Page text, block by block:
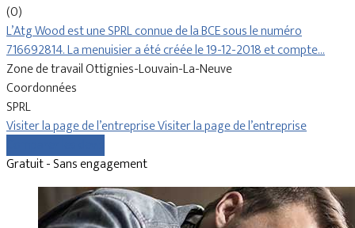
(0)
L’Atg Wood est une SPRL connue de la BCE sous le numéro
716692814. La menuisier a été créée le 19-12-2018 et compte…
Zone de travail Ottignies-Louvain-La-Neuve
Coordonnées
SPRL
Visiter la page de l’entrepriseVisiter la page de l’entreprise
Gratuit - Sans engagement